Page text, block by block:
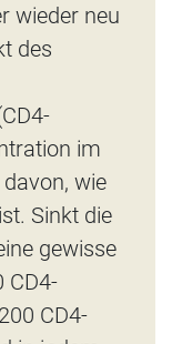
wieder neu
des
im
wie
Sinkt die
gewisse
CD4-
CD4-